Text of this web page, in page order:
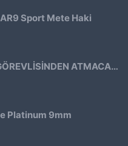
Sport Mete Haki
EMEKLİ EMNİYET GÖREVLİSİNDEN ATMACA 53 KLASİK14
Platinum 9mm